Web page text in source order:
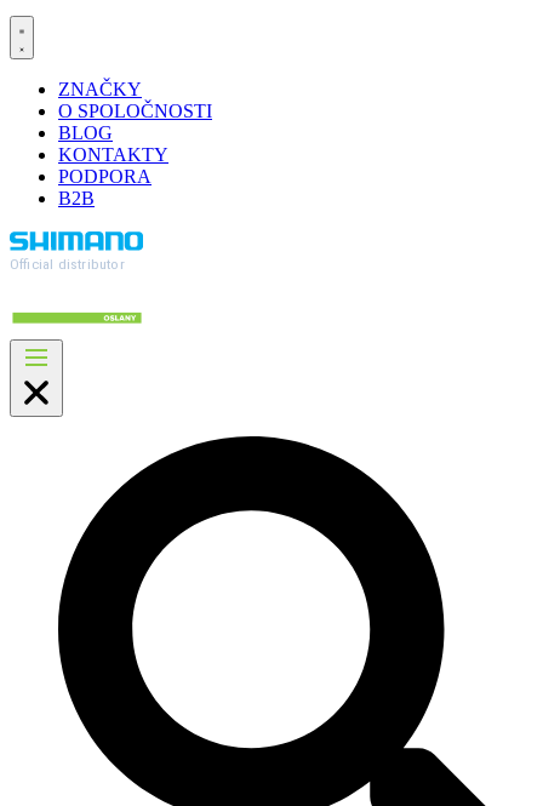
ZNAČKY
O SPOLOČNOSTI
BLOG
KONTAKTY
PODPORA
B2B
Official distributor